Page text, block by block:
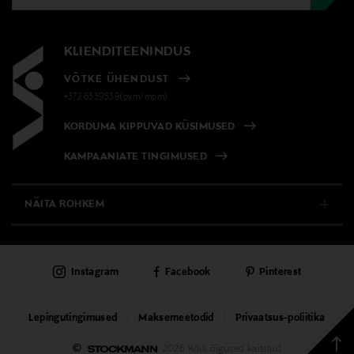
KLIENDITEENINDUS
VÕTKE ÜHENDUST
+372 6339539(pvm/mpm)
KORDUMA KIPPUVAD KÜSIMUSED
KAMPAANIATE TINGIMUSED
NÄITA ROHKEM
PÜSIKLIENDITEENINDUS
KAUBAMAJAD
TEENUSED
© 2026 Kõik õigused kaitstud
Lepingutingimused Maksemeetodid Privaatsus-poliitika
Instagram Facebook Pinterest